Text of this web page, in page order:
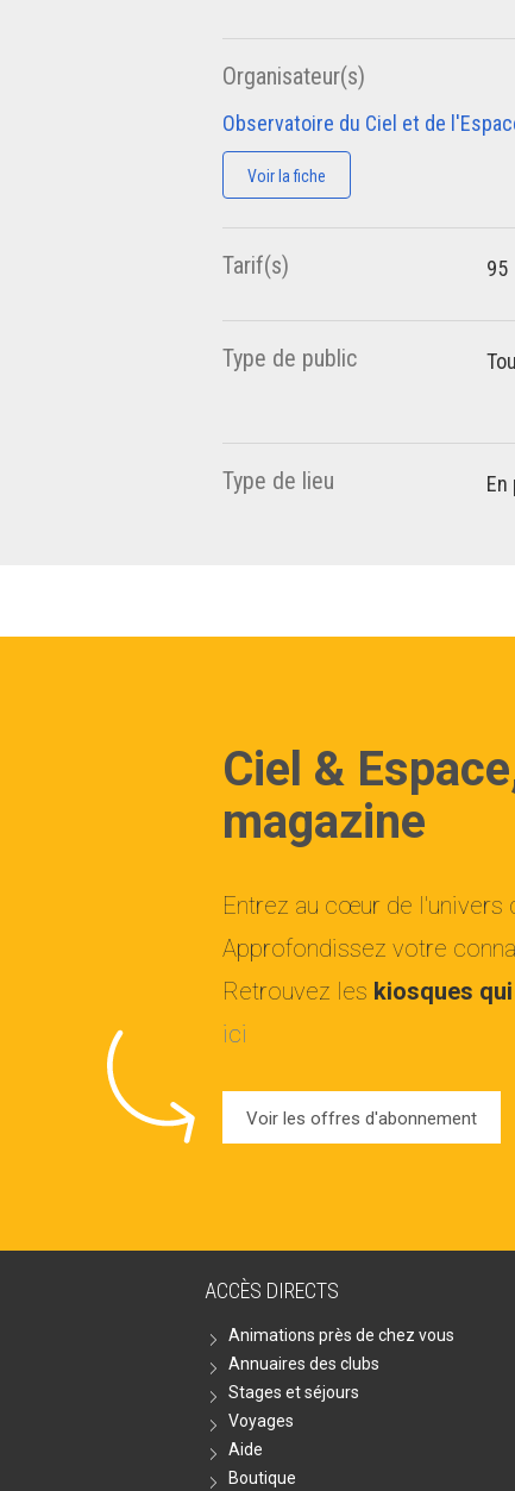
Organisateur(s)
Observatoire du Ciel et de
Voir la fiche
Tarif(s) 95
Type de public
Type de lieu En
Ciel &
magazine
Entrez au cœur de l'univers
Approfondissez votre
Retrouvez les kiosques
ici
Voir les offres d'abonnement
ACCÈS DIRECTS
Animations près de chez vous
Annuaires des clubs
Stages et séjours
Voyages
Aide
Boutique